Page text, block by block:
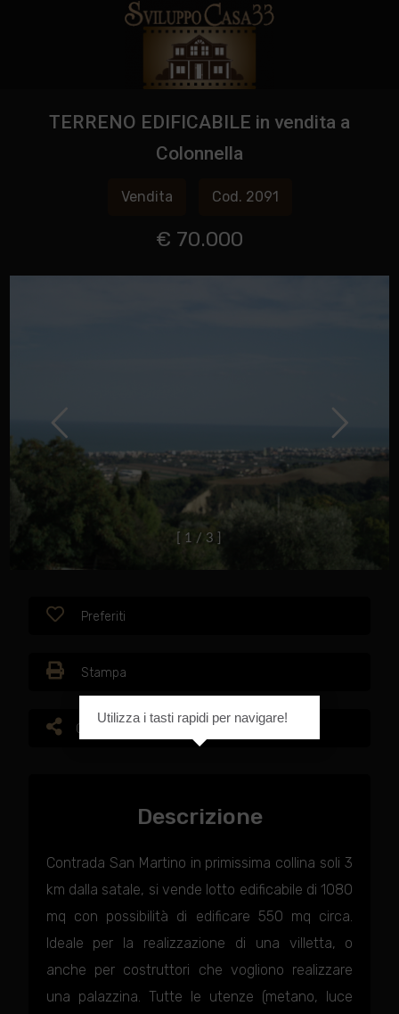
TERRENO EDIFICABILE in vendita a
Colonnella
Vendita Cod. 2091
€ 70.000
1 / 3
Preferiti
Stampa
Condividi
Descrizione
Contrada San Martino in primissima collina soli 3
km dalla satale, si vende lotto edificabile di 1080
mq con possibilità di edificare 550 mq circa.
Ideale per la realizzazione di una villetta, o
anche per costruttori che vogliono realizzare
una palazzina. Tutte le utenze (metano, luce
Utilizza i tasti rapidi per navigare!